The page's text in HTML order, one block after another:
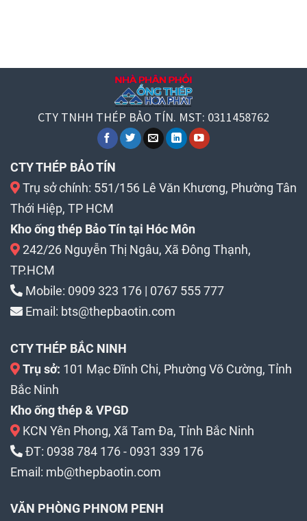
CTY TNHH THÉP BẢO TÍN. MST: 0311458762
CTY THÉP BẢO TÍN
Trụ sở chính: 551/156 Lê Văn Khương, Phường Tân
Thới Hiệp, TP HCM
Kho ống thép Bảo Tín tại Hóc Môn
242/26 Nguyễn Thị Ngâu, Xã Đông Thạnh,
TP.HCM
Mobile: 0909 323 176 | 0767 555 777
Email: bts@thepbaotin.com
CTY THÉP BẮC NINH
Trụ sở: 101 Mạc Đĩnh Chi, Phường Võ Cường, Tỉnh
Bắc Ninh
Kho ống thép & VPGD
KCN Yên Phong, Xã Tam Đa, Tỉnh Bắc Ninh
ĐT: 0938 784 176- 0931 339 176
Email: mb@thepbaotin.com
VĂN PHÒNG PHNOM PENH